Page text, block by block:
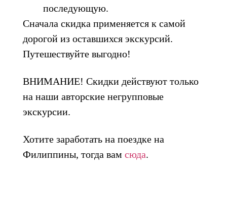
последующую.
Сначала скидка применяется к самой
дорогой из оставшихся экскурсий.
Путешествуйте выгодно!
ВНИМАНИЕ! Скидки действуют только
на наши авторские негрупповые
экскурсии.
Хотите заработать на поездке на
Филиппины, тогда вам сюда.